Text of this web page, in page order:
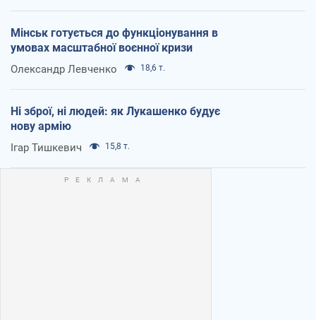
Мінськ готується до функціонування в
умовах масштабної воєнної кризи
Олександр Левченко 18,6 т.
Ні зброї, ні людей: як Лукашенко будує
нову армію
Ігар Тишкевич 15,8 т.